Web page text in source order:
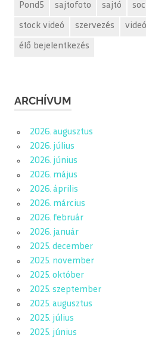
Pond5 sajtofoto sajtó
stock videó szervezés videó
élő bejelentkezés
ARCHÍVUM
2026. augusztus
2026. július
2026. június
2026. május
2026. április
2026. március
2026. február
2026. január
2025. december
2025. november
2025. október
2025. szeptember
2025. augusztus
2025. július
2025. június